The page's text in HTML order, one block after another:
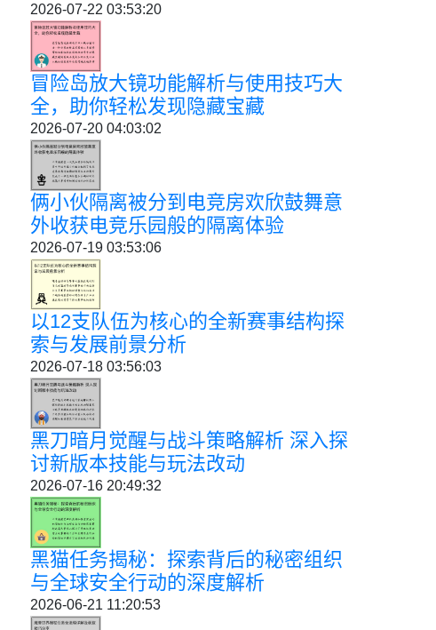
2026-07-22 03:53:20
冒险岛放大镜功能解析与使用技巧大
全，助你轻松发现隐藏宝藏
2026-07-20 04:03:02
俩小伙隔离被分到电竞房欢欣鼓舞意
外收获电竞乐园般的隔离体验
2026-07-19 03:53:06
以12支队伍为核心的全新赛事结构探
索与发展前景分析
2026-07-18 03:56:03
黑刀暗月觉醒与战斗策略解析 深入探
讨新版本技能与玩法改动
2026-07-16 20:49:32
黑猫任务揭秘：探索背后的秘密组织
与全球安全行动的深度解析
2026-06-21 11:20:53